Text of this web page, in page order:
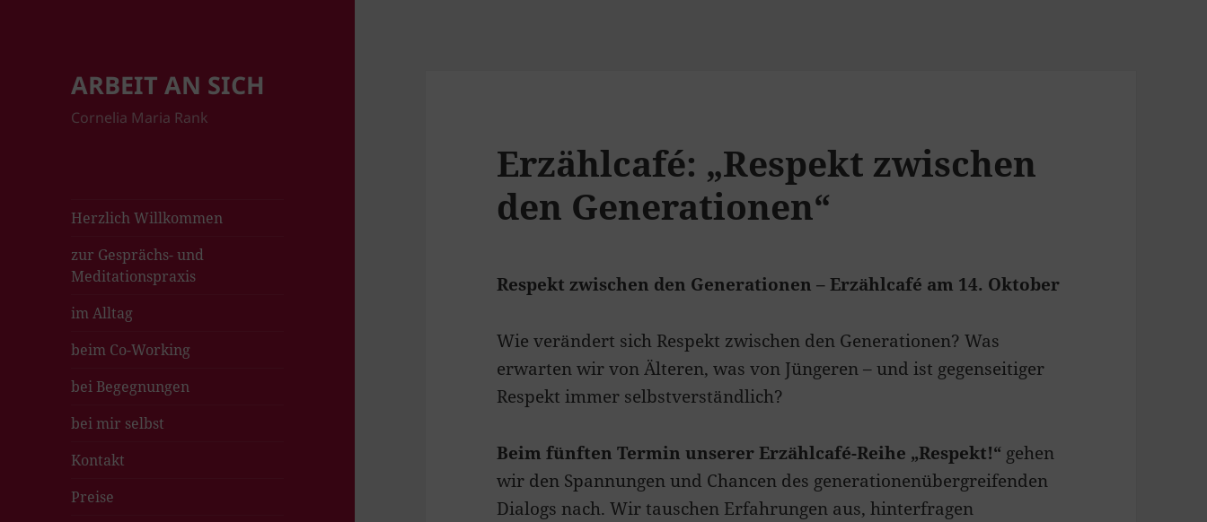
ARBEIT AN SICH
Cornelia Maria Rank
Herzlich Willkommen
zur Gesprächs- und
Meditationspraxis
im Alltag
beim Co-Working
bei Begegnungen
bei mir selbst
Kontakt
Preise
Erzählcafé: „Respekt zwischen
den Generationen“
Respekt zwischen den Generationen – Erzählcafé am 14. Oktober
Wie verändert sich Respekt zwischen den Generationen? Was
erwarten wir von Älteren, was von Jüngeren – und ist gegenseitiger
Respekt immer selbstverständlich?
Beim fünften Termin unserer Erzählcafé-Reihe „Respekt!“ gehen
wir den Spannungen und Chancen des generationenübergreifenden
Dialogs nach. Wir tauschen Erfahrungen aus, hinterfragen